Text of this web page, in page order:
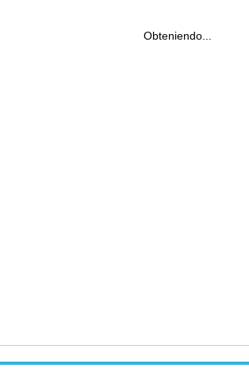
Obteniendo...